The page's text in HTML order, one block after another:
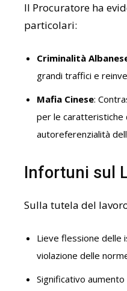
Il Procuratore ha
particolari:
Criminalità
grandi traffici e
Mafia Cinese:
per le caratteristiche
autoreferenzialità
Infortuni sul
Sulla tutela del
Lieve flessione delle
violazione delle
Significativo